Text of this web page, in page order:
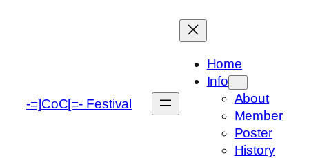
-=]CoC[=- Festival
Home
Info
About
Member
Poster
History